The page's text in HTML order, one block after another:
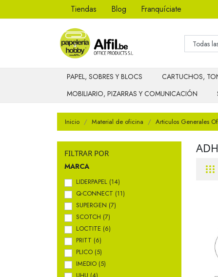
Tiendas Blog Franquíciate
PAPEL, SOBRES Y BLOCS CARTUCHOS,
MOBILIARIO, PIZARRAS Y COMUNICACIÓN
Inicio Material de oficina Articulos Generales
FILTRAR POR
MARCA
LIDERPAPEL (14)
Q-CONNECT (11)
SUPERGEN (7)
SCOTCH (7)
LOCTITE (6)
PRITT (6)
PLICO (5)
IMEDIO (5)
UHU (4)